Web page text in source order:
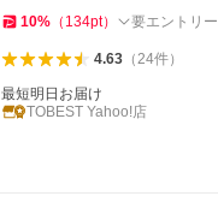
10% （ 134pt） 要エントリー
4.63（24件）
最短明日お届け
TOBEST Yahoo!店